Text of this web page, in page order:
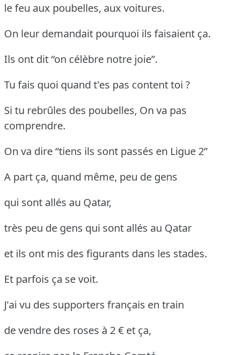
le feu aux poubelles, aux voitures.
On leur demandait pourquoi ils faisaient ça.
Ils ont dit “on célèbre notre joie”.
Tu fais quoi quand t'es pas content toi ?
Si tu rebrûles des poubelles, On va pas
comprendre.
On va dire “tiens ils sont passés en Ligue 2”
A part ça, quand même, peu de gens
qui sont allés au Qatar,
très peu de gens qui sont allés au Qatar
et ils ont mis des figurants dans les stades.
Et parfois ça se voit.
J'ai vu des supporters français en train
de vendre des roses à 2 € et ça,